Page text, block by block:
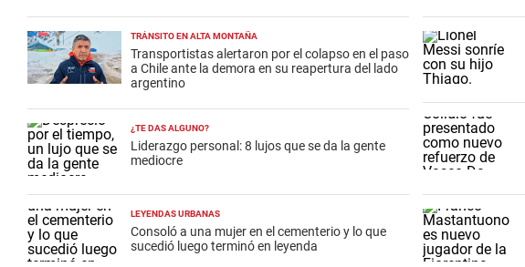
TRÁNSITO EN ALTA MONTAÑA
Transportistas alertaron por el colapso en el paso
a Chile ante la demora en su reapertura del lado
argentino
¿TE DAS ALGUNO?
Liderazgo personal: 8 lujos que se da la gente
mediocre
LEYENDAS URBANAS
Consoló a una mujer en el cementerio y lo que
sucedió luego terminó en leyenda